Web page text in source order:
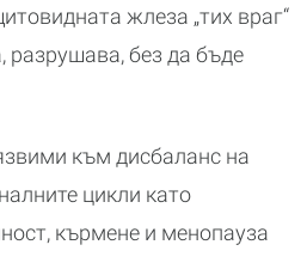
жлеза „тих враг“
разрушава, без да бъде
към дисбаланс на
цикли като
кърмене и менопауза